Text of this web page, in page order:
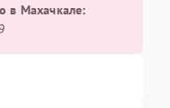
в Махачкале: